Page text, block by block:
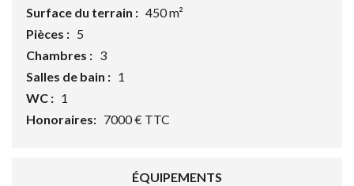
Surface du terrain : 450 m²
Pièces : 5
Chambres : 3
Salles de bain : 1
WC : 1
Honoraires: 7000 € TTC
ÉQUIPEMENTS